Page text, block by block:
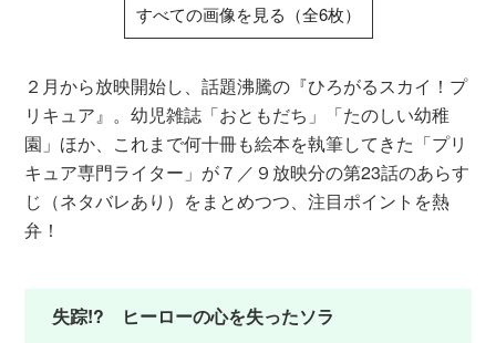
すべての画像を見る（全6枚）
２月から放映開始し、話題沸騰の『ひろがるスカイ！プ
リキュア』。幼児雑誌「おともだち」「たのしい幼稚
園」ほか、これまで何十冊も絵本を執筆してきた「プリ
キュア専門ライター」が７／９放映分の第23話のあらす
じ（ネタバレあり）をまとめつつ、注目ポイントを熱
弁！
失踪!? ヒーローの心を失ったソラ